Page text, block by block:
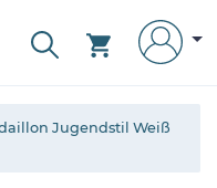
Jugendstil Weiß